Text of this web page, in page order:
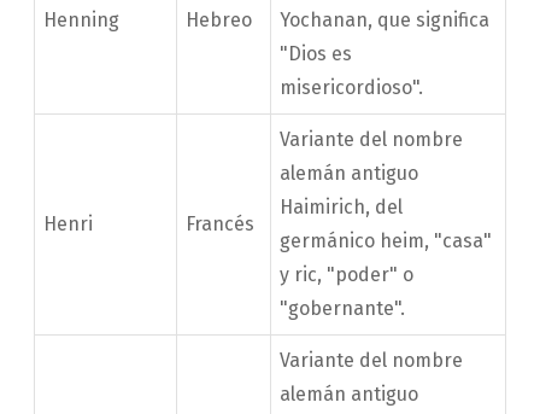
Henning Hebreo
Yochanan, que significa
"Dios es
misericordioso".
Henri Francés
Variante del nombre
alemán antiguo
Haimirich, del
germánico heim, "casa"
y ric, "poder" o
"gobernante".
Variante del nombre
alemán antiguo